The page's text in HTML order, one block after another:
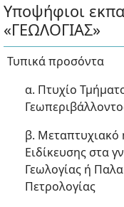
Υποψήφιοι
«ΓΕΩΛΟΓΙΑΣ»
Τυπικά προσόντα
α. Πτυχίο
β. Μεταπτυχιακό
Ειδίκευσης στα
Γεωλογίας ή
Πετρολογίας